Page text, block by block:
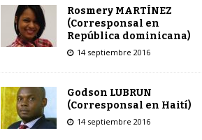
Rosmery MARTÍNEZ
(Corresponsal en
República dominicana)
14 septiembre 2016
Godson LUBRUN
(Corresponsal en Haití)
14 septiembre 2016